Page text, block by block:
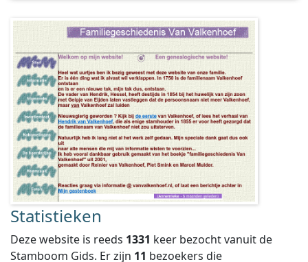
Statistieken
Deze website is reeds 1331 keer bezocht vanuit de
Stamboom Gids. Er zijn 11 bezoekers die